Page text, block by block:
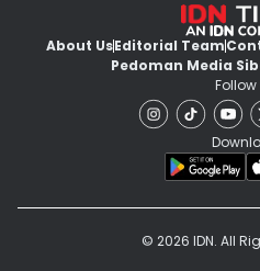
About UsEditorial Team
Pedoman Media
Follow
© 2026 IDN. All